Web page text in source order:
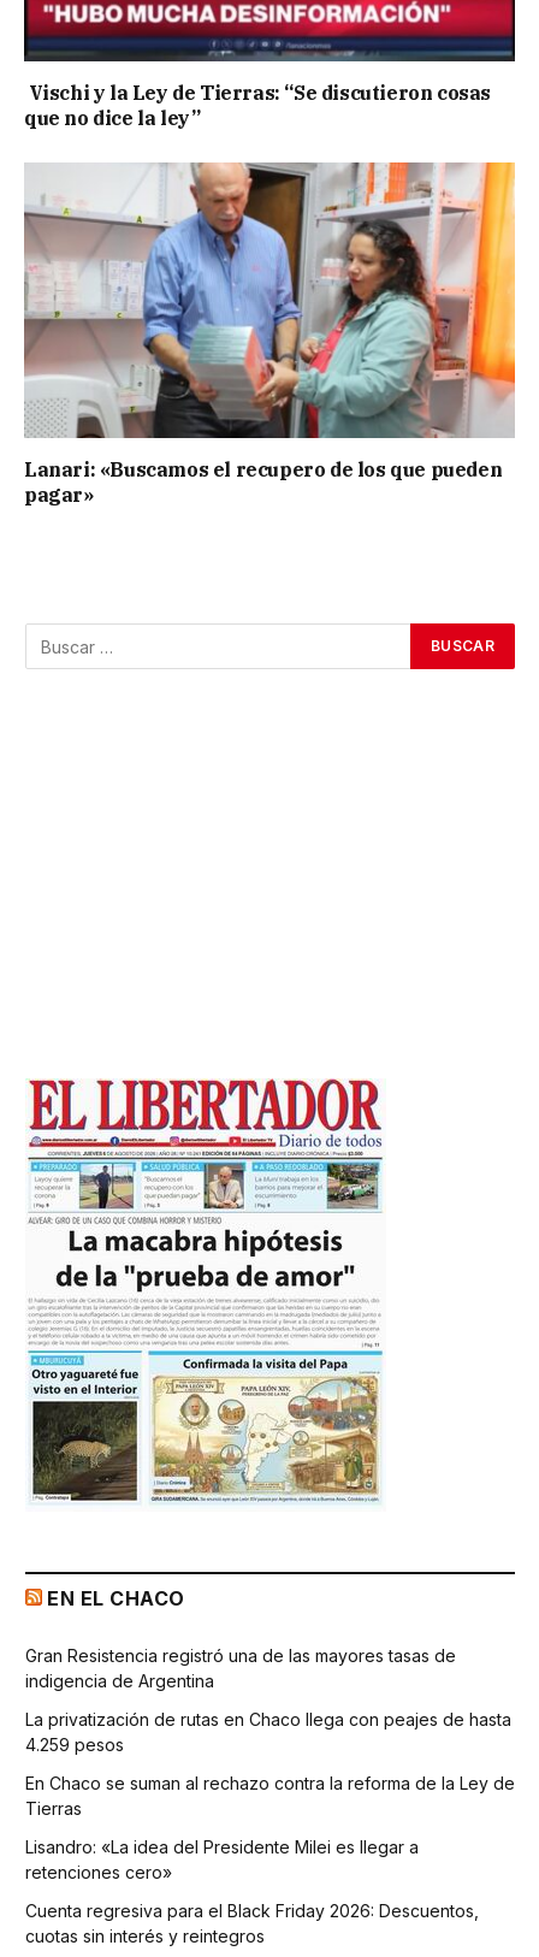
Vischi y la Ley de Tierras: “Se discutieron cosas
que no dice la ley”
Lanari: «Buscamos el recupero de los que pueden
pagar»
EN EL CHACO
Gran Resistencia registró una de las mayores tasas de
indigencia de Argentina
La privatización de rutas en Chaco llega con peajes de hasta
4.259 pesos
En Chaco se suman al rechazo contra la reforma de la Ley de
Tierras
Lisandro: «La idea del Presidente Milei es llegar a
retenciones cero»
Cuenta regresiva para el Black Friday 2026: Descuentos,
cuotas sin interés y reintegros